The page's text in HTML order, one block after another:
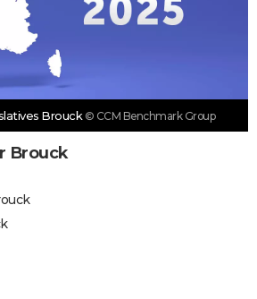
Brouck © CCM Benchmark Group
Brouck